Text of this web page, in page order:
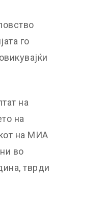
го
на
на
на МИА
во
тврди